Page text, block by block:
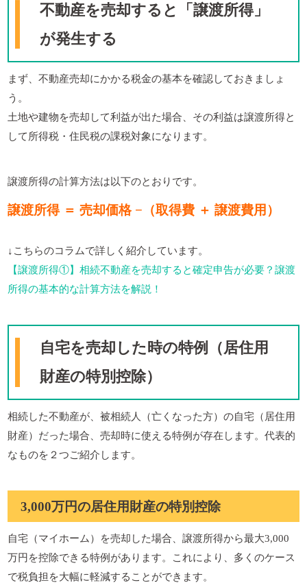
不動産を売却すると「譲渡所得」
が発生する
まず、不動産売却にかかる税金の基本を確認しておきましょ
う。
土地や建物を売却して利益が出た場合、その利益は譲渡所得と
して所得税・住民税の課税対象になります。
譲渡所得の計算方法は以下のとおりです。
譲渡所得 ＝ 売却価格 −（取得費 ＋ 譲渡費用）
↓こちらのコラムで詳しく紹介しています。
【譲渡所得①】相続不動産を売却すると確定申告が必要？譲渡
所得の基本的な計算方法を解説！
自宅を売却した時の特例（居住用
財産の特別控除）
相続した不動産が、被相続人（亡くなった方）の自宅（居住用
財産）だった場合、売却時に使える特例が存在します。代表的
なものを２つご紹介します。
3,000万円の居住用財産の特別控除
自宅（マイホーム）を売却した場合、譲渡所得から最大3,000
万円を控除できる特例があります。これにより、多くのケース
で税負担を大幅に軽減することができます。